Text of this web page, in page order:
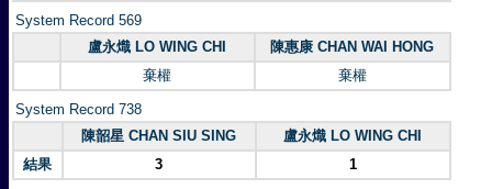
System Record 569
盧永熾 LO WING CHI
陳惠康 CHAN WAI HONG
棄權
棄權
System Record 738
陳韶星 CHAN SIU SING
盧永熾 LO WING CHI
結果
3 1